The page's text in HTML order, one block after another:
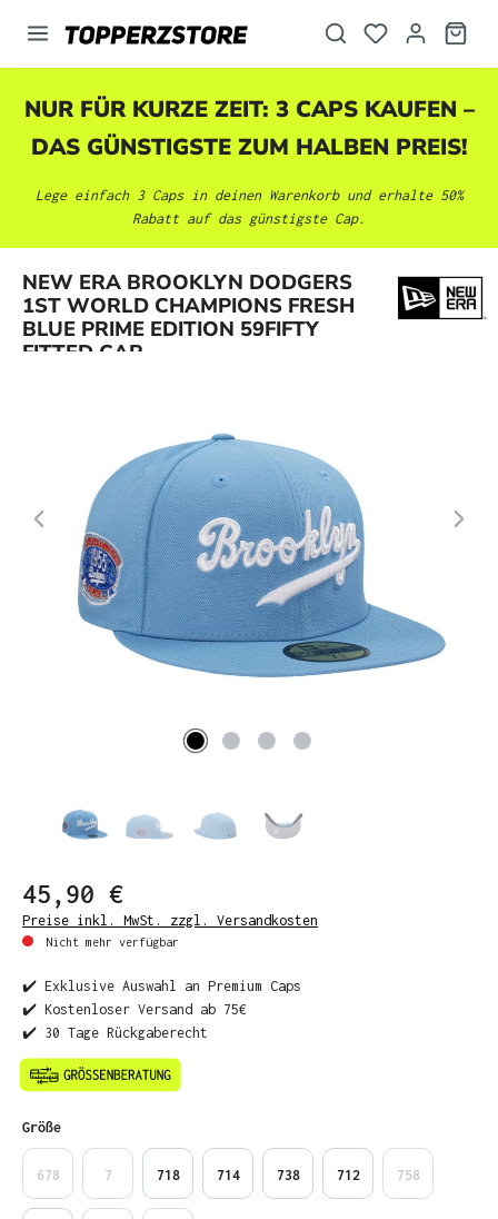
springen
NUR FÜR KURZE ZEIT: 3 CAPS KAUFEN –
DAS GÜNSTIGSTE ZUM HALBEN PREIS!
Lege einfach 3 Caps in deinen Warenkorb und erhalte 50%
Rabatt auf das günstigste Cap.
NEW ERA BROOKLYN DODGERS
1ST WORLD CHAMPIONS FRESH
BLUE PRIME EDITION 59FIFTY
FITTED CAP
Bildergalerie überspringen
45,90 €
Preise inkl. MwSt. zzgl. Versandkosten
Nicht mehr verfügbar
✔️ Exklusive Auswahl an Premium Caps
✔️ Kostenloser Versand ab 75€
✔️ 30 Tage Rückgaberecht
Größeauswählen
678 7 718 714 738 712 758